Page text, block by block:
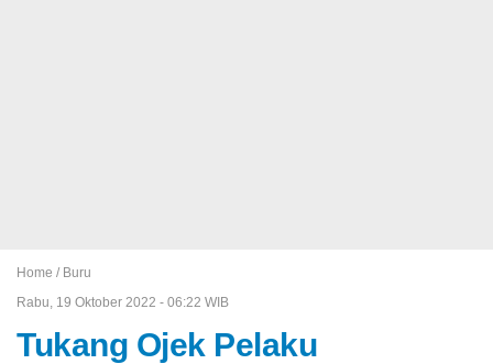
Home / Buru
Rabu, 19 Oktober 2022 - 06:22 WIB
Tukang Ojek Pelaku